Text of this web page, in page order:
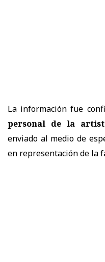
La información fue
personal de la
enviado al medio de
en representación de la